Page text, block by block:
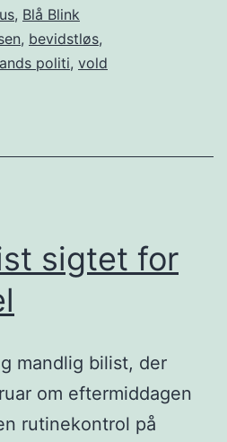
, Blå Blink
, bevidstløs,
politi, vold
sigtet for
mandlig bilist, der
om eftermiddagen
rutinekontrol på